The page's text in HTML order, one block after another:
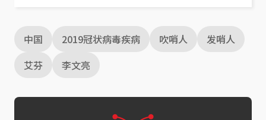
中国 2019冠状病毒疾病 吹哨人
发哨人
艾芬
李文亮